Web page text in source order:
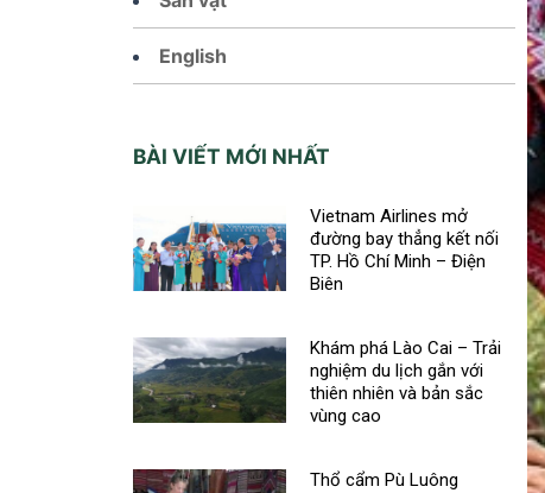
English
BÀI VIẾT MỚI NHẤT
Vietnam Airlines mở
đường bay thẳng kết nối
TP. Hồ Chí Minh – Điện
Biên
Khám phá Lào Cai – Trải
nghiệm du lịch gắn với
thiên nhiên và bản sắc
vùng cao
Thổ cẩm Pù Luông